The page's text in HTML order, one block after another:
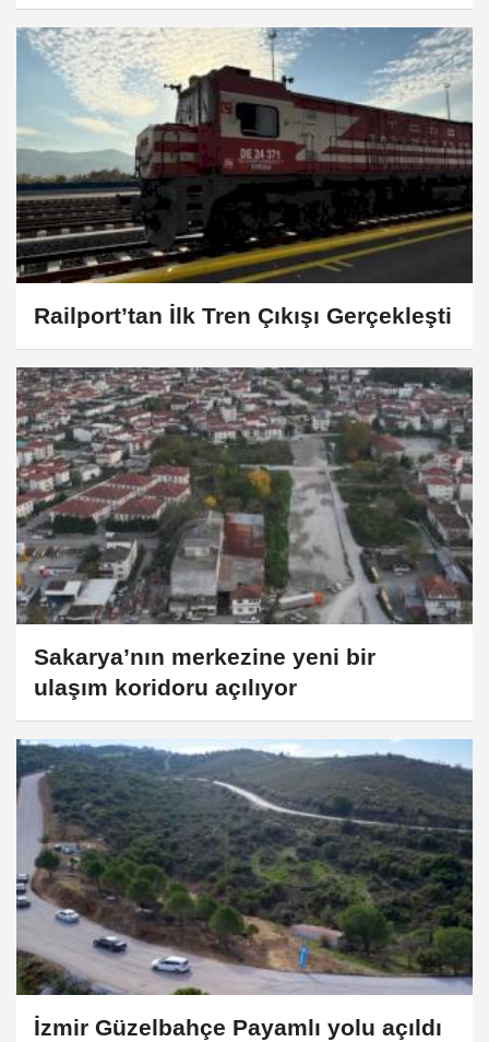
Gerçekleşti
Railport’tan İlk Tren Çıkışı Gerçekleşti
Sakarya’nın merkezine yeni bir
ulaşım koridoru açılıyor
İzmir Güzelbahçe Payamlı yolu açıldı